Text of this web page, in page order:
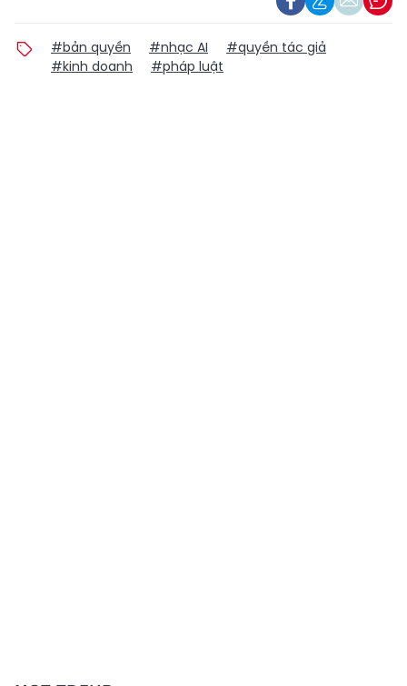
#bản quyền #nhạc AI
#quyền tác giả
#kinh doanh
#pháp luật